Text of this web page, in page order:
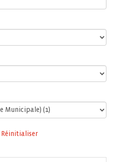
Réinitialiser